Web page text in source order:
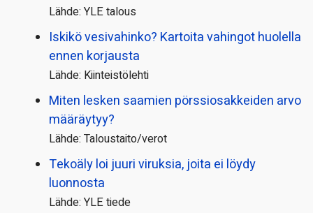
Lähde: YLE talous
Iskikö vesivahinko? Kartoita vahingot huolella
ennen korjausta
Lähde: Kiinteistölehti
Miten lesken saamien pörssi­osakkeiden arvo
määräytyy?
Lähde: Taloustaito/verot
Tekoäly loi juuri viruksia, joita ei löydy
luonnosta
Lähde: YLE tiede